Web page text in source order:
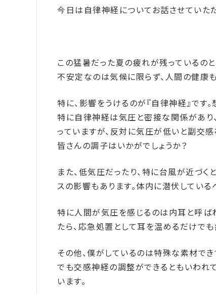
今日は自律神経についてお話させていた
この猛暑だった夏の疲れが残っているの
不安定なのは気候に限らず、人間の健康
特に、影響をうけるのが『自律神経』で
特に自律神経は気圧と密接な関係があり
っていますが、反対に気圧が低いと副交
皆さんの調子はいかがでしょうか？
また、低気圧だったり、特に台風が近づく
スの影響もあります。体内に潜伏してい
特に人間が気圧を感じるのは内耳と呼ば
たら、応急処置として耳を温めるだけでも
その他、僕がしているのは特殊な素材で
でも交感神経の調整ができるともいわれ
います。